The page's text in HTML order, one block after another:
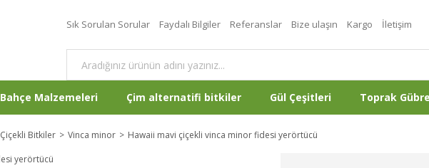
Sık Sorulan Sorular Faydalı Bilgiler Referanslar Bize ulaşın Kargo İletişim
Bahçe Malzemeleri Çim alternatifi bitkiler Gül Çeşitleri Toprak Gübre
Çiçekli Bitkiler Vinca minor Hawaii mavi çiçekli vinca minor fidesi yerörtücü